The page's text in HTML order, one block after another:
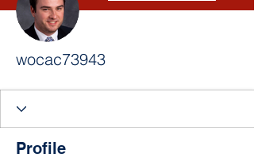
wocac73943
Profile